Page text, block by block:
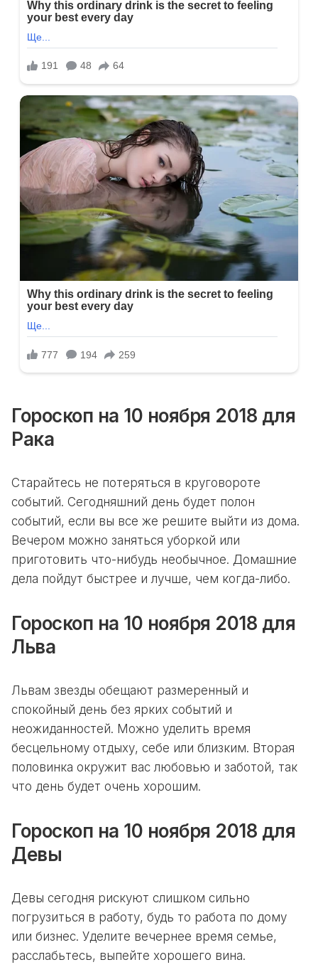
Гороскоп на 10 ноября 2018 для
Рака
Старайтесь не потеряться в круговороте
событий. Сегодняшний день будет полон
событий, если вы все же решите выйти из дома.
Вечером можно заняться уборкой или
приготовить что-нибудь необычное. Домашние
дела пойдут быстрее и лучше, чем когда-либо.
Гороскоп на 10 ноября 2018 для
Льва
Львам звезды обещают размеренный и
спокойный день без ярких событий и
неожиданностей. Можно уделить время
бесцельному отдыху, себе или близким. Вторая
половинка окружит вас любовью и заботой, так
что день будет очень хорошим.
Гороскоп на 10 ноября 2018 для
Девы
Девы сегодня рискуют слишком сильно
погрузиться в работу, будь то работа по дому
или бизнес. Уделите вечернее время семье,
расслабьтесь, выпейте хорошего вина.